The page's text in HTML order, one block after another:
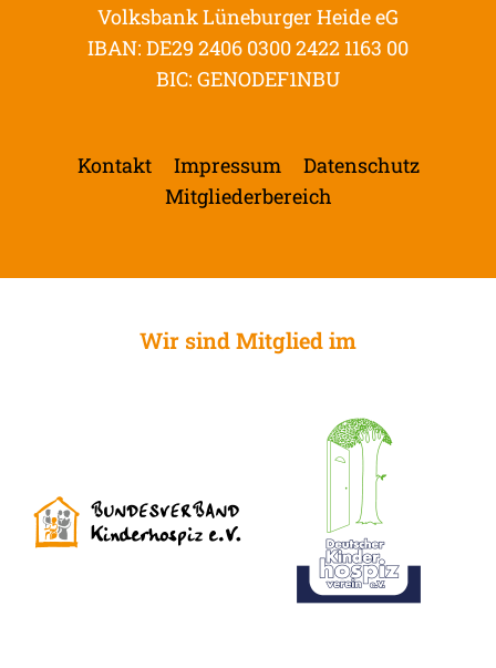
Volksbank Lüneburger Heide eG
IBAN: DE29 2406 0300 2422 1163 00
BIC: GENODEF1NBU
Kontakt Impressum
Datenschutz
Mitgliederbereich
Wir sind Mitglied im